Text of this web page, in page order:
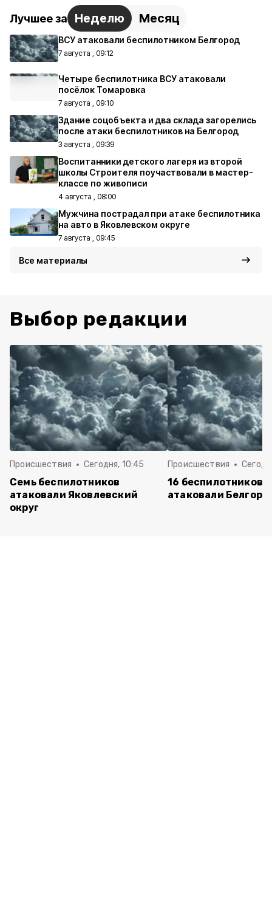
Лучшее за Неделю Месяц
ВСУ атаковали беспилотником Белгород
7 августа , 09:12
Четыре беспилотника ВСУ атаковали
посёлок Томаровка
7 августа , 09:10
Здание соцобъекта и два склада загорелись
после атаки беспилотников на Белгород
3 августа , 09:39
Воспитанники детского лагеря из второй
школы Строителя поучаствовали в мастер-
классе по живописи
4 августа , 08:00
Мужчина пострадал при атаке беспилотника
на авто в Яковлевском округе
7 августа , 09:45
Все материалы
Выбор редакции
Происшествия Сегодня, 10:45
Семь беспилотников
атаковали Яковлевский
округ
Происшествия
16 беспилотников
атаковали